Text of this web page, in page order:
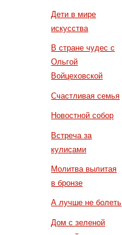
Дети в мире
искусства
В стране чудес с
Ольгой
Войцеховской
Счастливая семья
Новостной собор
Встреча за
кулисами
Молитва вылитая
в бронзе
А лучше не болеть
Дом с зеленой